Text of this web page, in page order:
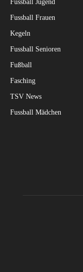
Fussball Jugend
Fussball Frauen
Kegeln
Fussball Senioren
Fußball
Fasching
TSV News
Fussball Mädchen